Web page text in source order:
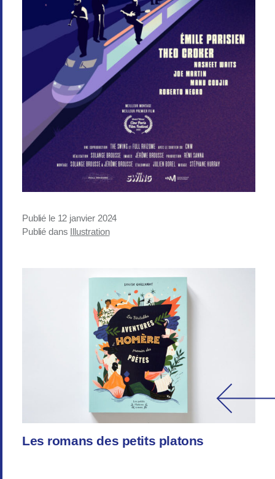
Publié le 12 janvier 2024
Publié dans Illustration
Les romans des petits platons